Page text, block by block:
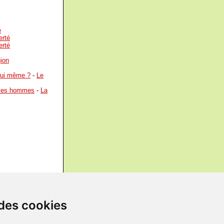
cookies
même ? -
Le
hommes - La